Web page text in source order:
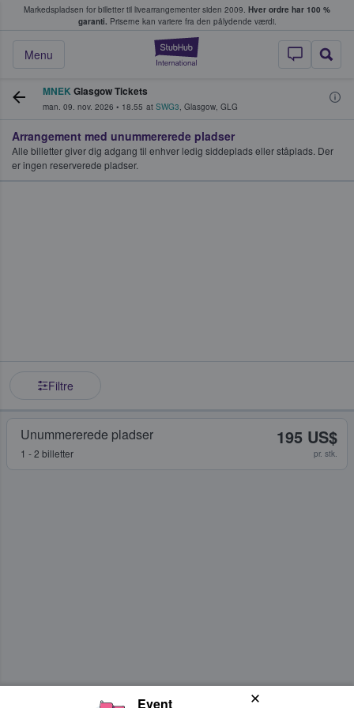
Markedspladsen for billetter til livearrangementer siden 2009. Hver ordre har 100 %
garanti. Priserne kan variere fra den pålydende værdi.
StubHub - Hvor
Menu
køber og sælger billetter
MNEKGlasgow Tickets
man. 09. nov. 2026 • 18.55 at SWG3, Glasgow, GLG
Arrangement med unummererede pladser
Alle billetter giver dig adgang til enhver ledig siddeplads eller ståplads. Der
er ingen reserverede pladser.
Filtre
Unummererede pladser
1 - 2 billetter
195 US$
pr. stk.
Event